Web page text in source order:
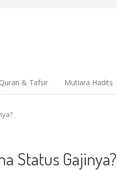
& Tafsir Mutiara Hadits
Status Gajinya?